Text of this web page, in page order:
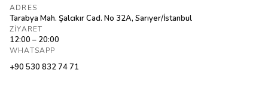
ADRES
Tarabya Mah. Şalcıkır Cad. No 32A, Sarıyer/İstanbul
ZIYARET
12:00 – 20:00
WHATSAPP
+90 530 832 74 71